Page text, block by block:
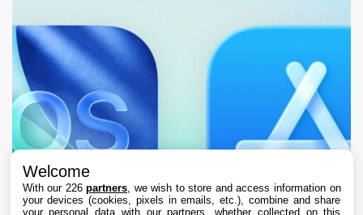
Welcome
With our 226partners , we wish to store and access information on
your devices (cookies, pixels in emails, etc.), combine and share
your personal data with our partners, whether collected on this